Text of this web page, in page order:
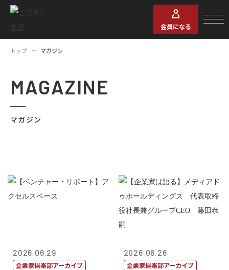
会員になる
トップ マガジン
MAGAZINE
マガジン
2026.06.29
企業家倶楽部アーカイブ
2026.06.26
企業家倶楽部アーカイブ